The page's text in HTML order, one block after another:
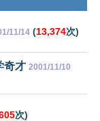
11/14 (13,374次)
奇才 2001/11/10
次)